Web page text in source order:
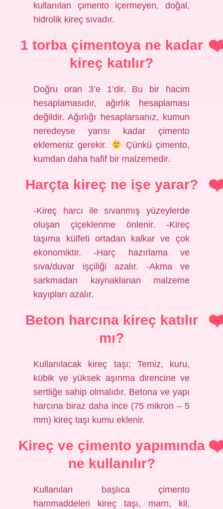
kullanılan çimento içermeyen, doğal,
hidrolik kireç sıvadır.
1 torba çimentoya ne kadar
kireç katılır?
Doğru oran 3’e 1’dir. Bu bir hacim
hesaplamasıdır, ağırlık hesaplaması
değildir. Ağırlığı hesaplarsanız, kumun
neredeyse yarısı kadar çimento
eklemeniz gerekir.
Çünkü çimento,
kumdan daha hafif bir malzemedir.
Harçta kireç ne işe yarar?
-Kireç harcı ile sıvanmış yüzeylerde
oluşan çiçeklenme önlenir. -Kireç
taşıma külfeti ortadan kalkar ve çok
ekonomiktir. -Harç hazırlama ve
sıva/duvar işçiliği azalır. -Akma ve
sarkmadan kaynaklanan malzeme
kayıpları azalır.
Beton harcına kireç katılır
mı?
Kullanılacak kireç taşı; Temiz, kuru,
kübik ve yüksek aşınma direncine ve
sertliğe sahip olmalıdır. Betona ve yapı
harcına biraz daha ince (75 mikron – 5
mm) kireç taşı kumu eklenir.
Kireç ve çimento yapımında
ne kullanılır?
Kullanılan başlıca çimento
hammaddeleri kireç taşı, marn, kil,